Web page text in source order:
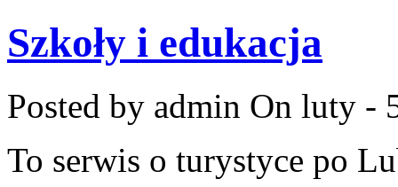
Szkoły i edukacja
Posted by admin On luty -
To serwis o turystyce po